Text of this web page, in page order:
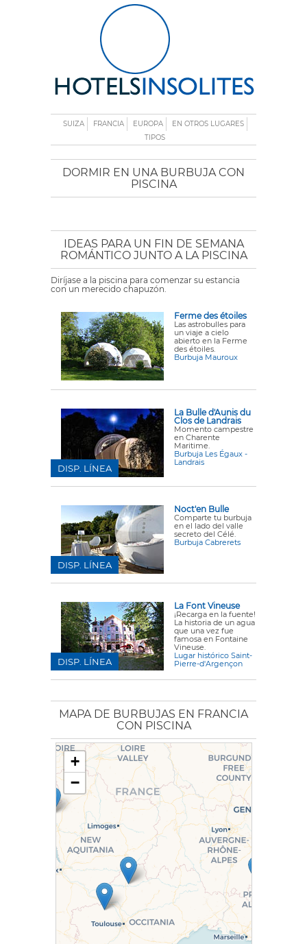
SUIZA FRANCIA EUROPA
EN OTROS LUGARES
TIPOS
DORMIR EN UNA BURBUJA CON
PISCINA
IDEAS PARA UN FIN DE SEMANA
ROMÁNTICO JUNTO A LA PISCINA
Diríjase a la piscina para comenzar su estancia
con un merecido chapuzón.
Ferme des étoiles
Las astrobulles para
un viaje a cielo
abierto en la Ferme
des étoiles.
Burbuja Mauroux
La Bulle d'Aunis du
Clos de Landrais
Momento campestre
en Charente
Maritime.
Burbuja Les Égaux -
Landrais
DISP. LÍNEA
Noct'en Bulle
Comparte tu burbuja
en el lado del valle
secreto del Célé.
Burbuja Cabrerets
DISP. LÍNEA
La Font Vineuse
¡Recarga en la fuente!
La historia de un agua
que una vez fue
famosa en Fontaine
Vineuse.
Lugar histórico Saint-
Pierre-d'Argençon
DISP. LÍNEA
MAPA DE BURBUJAS EN FRANCIA
CON PISCINA
+
−